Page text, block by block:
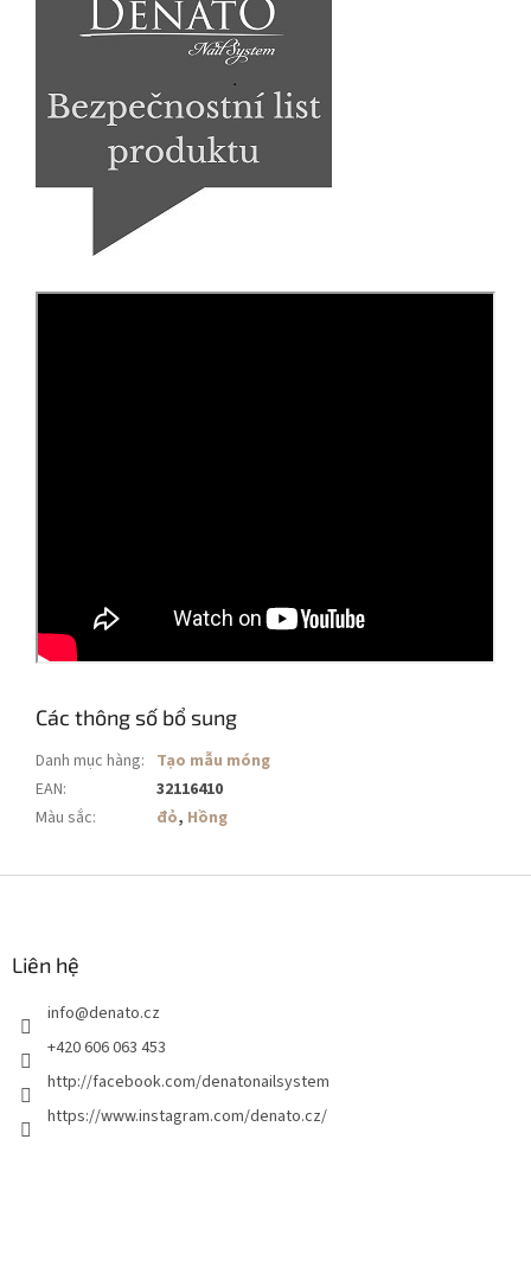
Các thông số bổ sung
Danh mục hàng: Tạo mẫu móng
EAN:
32116410
Màu sắc: đỏ, Hồng
Liên hệ
info@denato.cz
+420 606 063 453
http://facebook.com/denatonailsystem
https://www.instagram.com/denato.cz/